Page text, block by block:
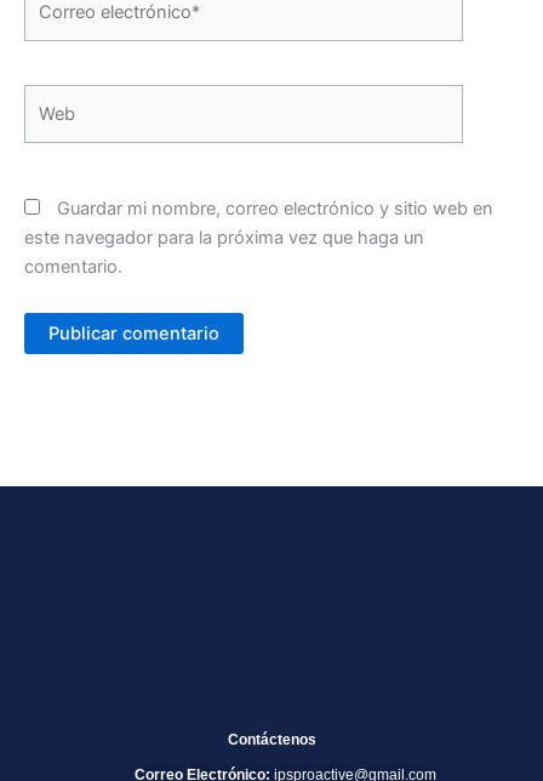
Guardar mi nombre, correo electrónico y sitio web en
este navegador para la próxima vez que haga un
comentario.
Contáctenos
Correo Electrónico: ipsproactive@gmail.com